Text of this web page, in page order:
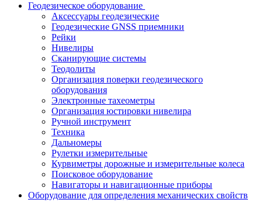
Геодезическое оборудование
Аксессуары геодезические
Геодезические GNSS приемники
Рейки
Нивелиры
Сканирующие системы
Теодолиты
Организация поверки геодезического
оборудования
Электронные тахеометры
Организация юстировки нивелира
Ручной инструмент
Техника
Дальномеры
Рулетки измерительные
Курвиметры дорожные и измерительные колеса
Поисковое оборудование
Навигаторы и навигационные приборы
Оборудование для определения механических свойств